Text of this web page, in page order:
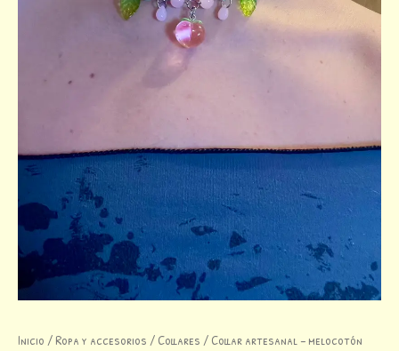
Inicio /Ropa y accesorios /Collares / Collar artesanal – melocotón